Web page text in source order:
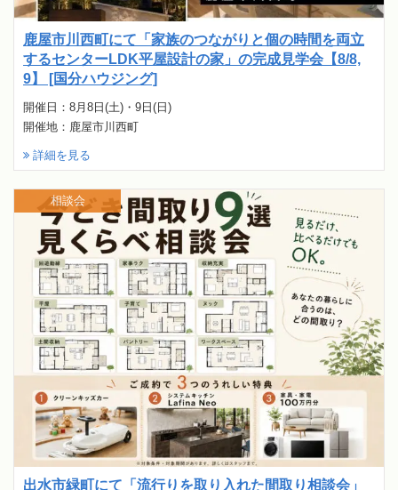
鹿屋市川西町にて「家族のつながりと個の時間を両立
するセンターLDK平屋設計の家」の完成見学会【8/8,
9】 [国分ハウジング]
開催日：8月8日(土)・9日(日)
開催地：鹿屋市川西町
詳細を見る
出水市緑町にて「流行りを取り入れた間取り相談会」
相談会